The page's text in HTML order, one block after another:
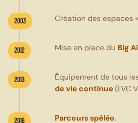
Création des espaces «
2003
Mise en place du Big
2012
Équipement de tous
de vie continue(LVC
2013
Parcours spéléo.
2016